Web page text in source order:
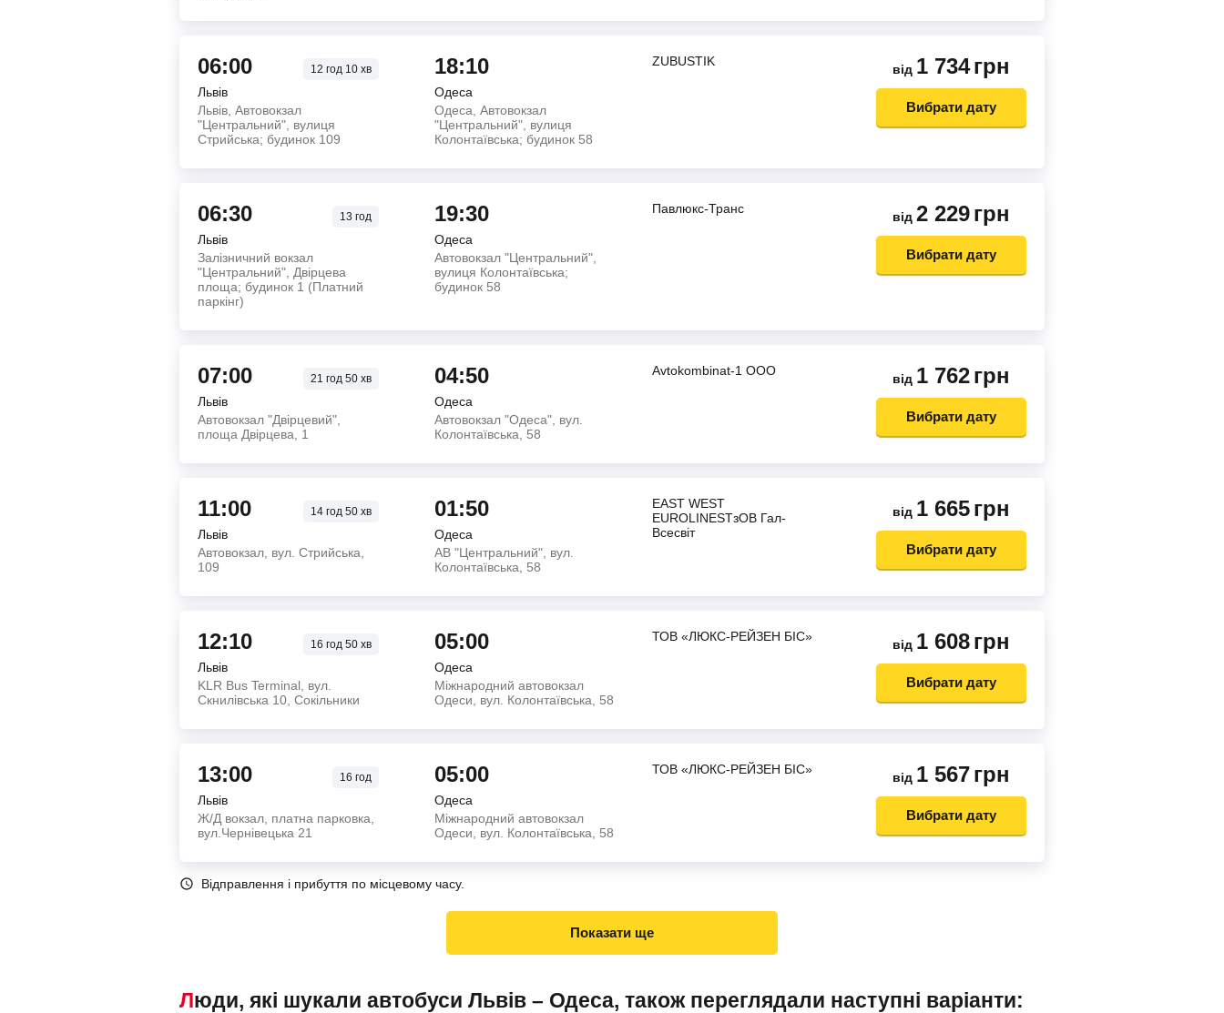
06:00 12 год10 хв
Львів
Львів, Автовокзал
"Центральний", вулиця
Стрийська; будинок 109
18:10
Одеса
Одеса, Автовокзал
"Центральний", вулиця
Колонтаївська; будинок 58
ZUBUSTIK
від 1 734грн
Вибрати дату
06:30 13 год
Львів
Залізничний вокзал
"Центральний", Двірцева
площа; будинок 1 (Платний
паркінг)
19:30
Одеса
Автовокзал "Центральний",
вулиця Колонтаївська;
будинок 58
Павлюкс-Транс
від 2 229грн
Вибрати дату
07:00 21 год50 хв
Львів
Автовокзал "Двірцевий",
площа Двірцева, 1
04:50
Одеса
Автовокзал "Одеса", вул.
Колонтаївська, 58
Avtokombinat-1 OOO
від 1 762грн
Вибрати дату
11:00 14 год50 хв
Львів
Автовокзал, вул. Стрийська,
109
01:50
Одеса
АВ "Центральний", вул.
Колонтаївська, 58
EAST WEST
EUROLINESТзОВ Гал-
Всесвiт
від 1 665грн
Вибрати дату
12:10 16 год50 хв
Львів
KLR Bus Terminal, вул.
Скнилівська 10, Сокільники
05:00
Одеса
Міжнародний автовокзал
Одеси, вул. Колонтаївська, 58
ТОВ «ЛЮКС-РЕЙЗЕН БІС»
від 1 608грн
Вибрати дату
13:00 16 год
Львів
Ж/Д вокзал, платна парковка,
вул.Чернівецька 21
05:00
Одеса
Міжнародний автовокзал
Одеси, вул. Колонтаївська, 58
ТОВ «ЛЮКС-РЕЙЗЕН БІС»
від 1 567грн
Вибрати дату
Відправлення і прибуття по місцевому часу.
Показати ще
Люди, які шукали автобуси Львів – Одеса, також переглядали наступні варіанти: